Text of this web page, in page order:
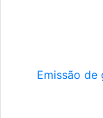
Emissão de